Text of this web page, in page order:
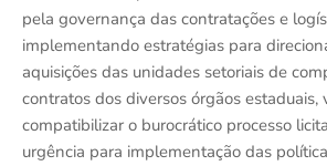
pela governança das contratações e
implementando estratégias para
aquisições das unidades setoriais de
contratos dos diversos órgãos estaduais,
compatibilizar o burocrático processo
urgência para implementação das